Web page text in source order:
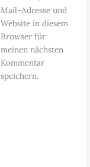
Mail-Adresse und
Website in diesem
Browser für
meinen nächsten
Kommentar
speichern.